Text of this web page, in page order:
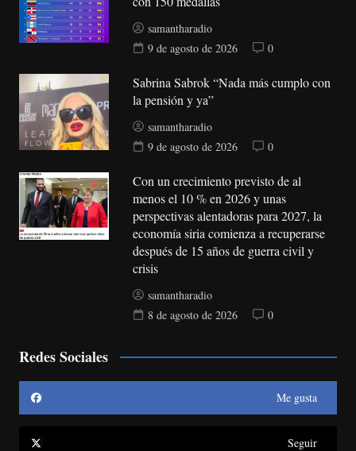
samantharadio
9 de agosto de 2026
0
Sabrina Sabrok “Nada más cumplo con
la pensión y ya”
samantharadio
9 de agosto de 2026
0
Con un crecimiento previsto de al
menos el 10 % en 2026 y unas
perspectivas alentadoras para 2027, la
economía siria comienza a recuperarse
después de 15 años de guerra civil y
crisis
samantharadio
8 de agosto de 2026
0
Redes Sociales
Me gusta
Seguir